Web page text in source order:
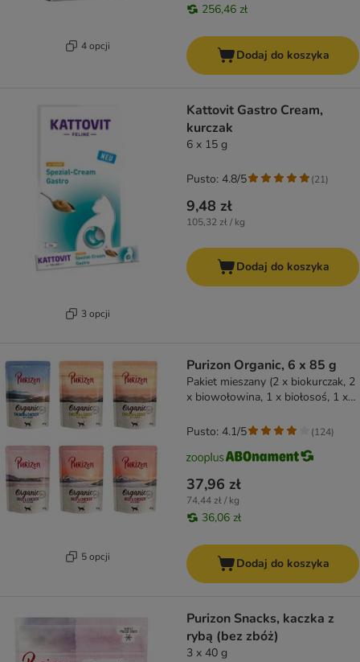
4 opcji
256,46 zł
Dodaj do koszyka
3 opcji
Kattovit Gastro Cream,
kurczak
6 x 15 g
9,48 zł
105,32 zł / kg
Pusto: 4.8/5 (21)
Dodaj do koszyka
5 opcji
Purizon Organic, 6 x 85 g
Pakiet mieszany (2 x biokurczak, 2
x biowołowina, 1 x biołosoś, 1 x
37,96 zł
74,44 zł / kg
36,06 zł
Pusto: 4.1/5 (124)
Dodaj do koszyka
Purizon Snacks, kaczka z
rybą (bez zbóż)
3 x 40 g